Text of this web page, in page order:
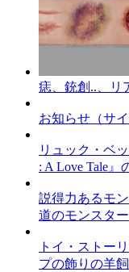
痣、銃創..、リ
お知らせ（サ
リュック・ベ
: A Love Tale
説得力あるモ
道のモンスター
トイ・ストー
プの飾りの羊